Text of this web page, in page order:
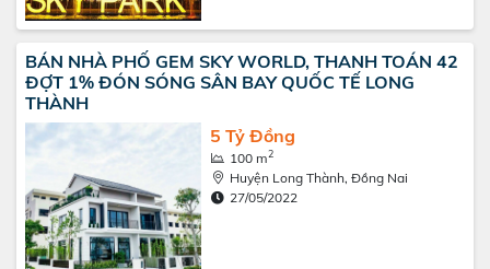
BÁN NHÀ PHỐ GEM SKY WORLD, THANH TOÁN 42
ĐỢT 1% ĐÓN SÓNG SÂN BAY QUỐC TẾ LONG
THÀNH
5 Tỷ Đồng
100 m2
Huyện Long Thành, Đồng Nai
27/05/2022